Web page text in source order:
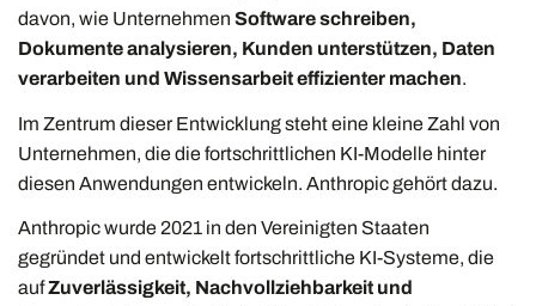
davon, wie Unternehmen Software schreiben,
Dokumente analysieren, Kunden unterstützen, Daten
verarbeiten und Wissensarbeit effizienter machen.
Im Zentrum dieser Entwicklung steht eine kleine Zahl von
Unternehmen, die die fortschrittlichen KI-Modelle hinter
diesen Anwendungen entwickeln. Anthropic gehört dazu.
Anthropic wurde 2021 in den Vereinigten Staaten
gegründet und entwickelt fortschrittliche KI-Systeme, die
aufZuverlässigkeit, Nachvollziehbarkeit und